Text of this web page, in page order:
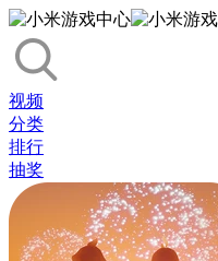
视频
分类
排行
抽奖